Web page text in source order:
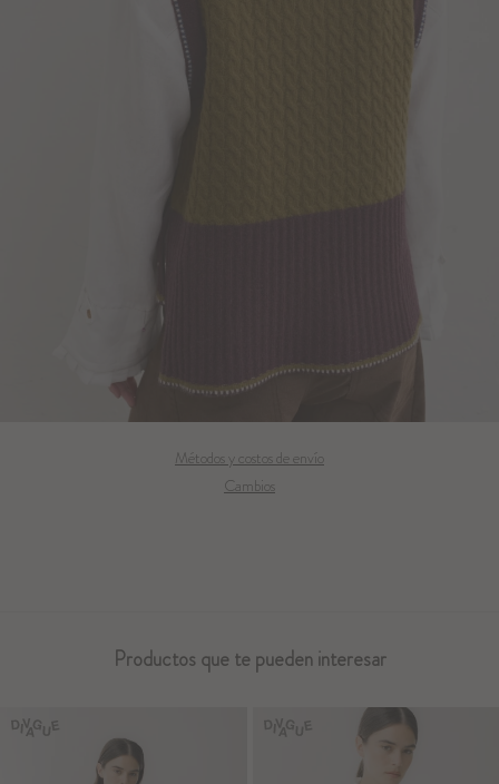
Métodos y costos de envío
Cambios
Productos que te pueden interesar